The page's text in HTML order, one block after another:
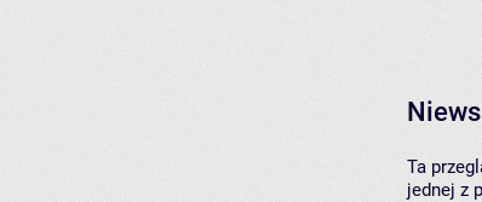
Ta
jednej z